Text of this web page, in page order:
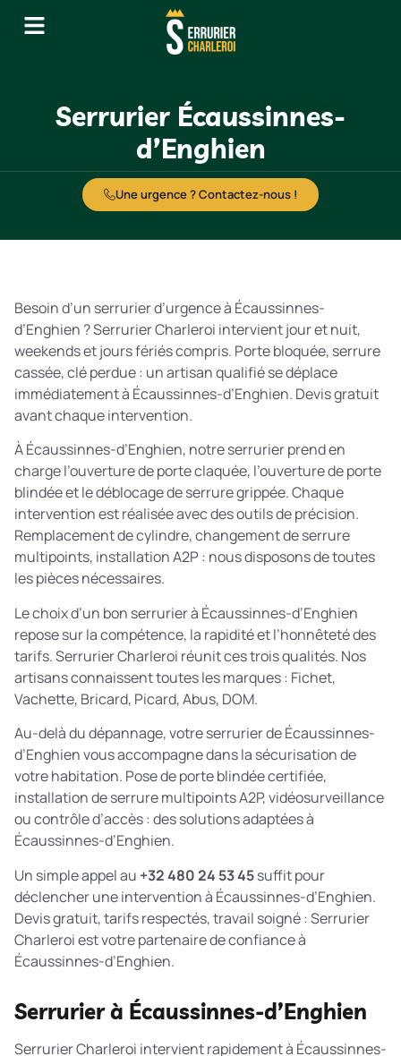
Serrurier Écaussinnes-
d’Enghien
Une urgence ? Contactez-nous !
Besoin d’un serrurier d’urgence à Écaussinnes-
d’Enghien ? Serrurier Charleroi intervient jour et nuit,
weekends et jours fériés compris. Porte bloquée, serrure
cassée, clé perdue : un artisan qualifié se déplace
immédiatement à Écaussinnes-d’Enghien. Devis gratuit
avant chaque intervention.
À Écaussinnes-d’Enghien, notre serrurier prend en
charge l’ouverture de porte claquée, l’ouverture de porte
blindée et le déblocage de serrure grippée. Chaque
intervention est réalisée avec des outils de précision.
Remplacement de cylindre, changement de serrure
multipoints, installation A2P : nous disposons de toutes
les pièces nécessaires.
Le choix d’un bon serrurier à Écaussinnes-d’Enghien
repose sur la compétence, la rapidité et l’honnêteté des
tarifs. Serrurier Charleroi réunit ces trois qualités. Nos
artisans connaissent toutes les marques : Fichet,
Vachette, Bricard, Picard, Abus, DOM.
Au-delà du dépannage, votre serrurier de Écaussinnes-
d’Enghien vous accompagne dans la sécurisation de
votre habitation. Pose de porte blindée certifiée,
installation de serrure multipoints A2P, vidéosurveillance
ou contrôle d’accès : des solutions adaptées à
Écaussinnes-d’Enghien.
Un simple appel au +32 480 24 53 45suffit pour
déclencher une intervention à Écaussinnes-d’Enghien.
Devis gratuit, tarifs respectés, travail soigné : Serrurier
Charleroi est votre partenaire de confiance à
Écaussinnes-d’Enghien.
Serrurier à Écaussinnes-d’Enghien
Serrurier Charleroi intervient rapidement à Écaussinnes-